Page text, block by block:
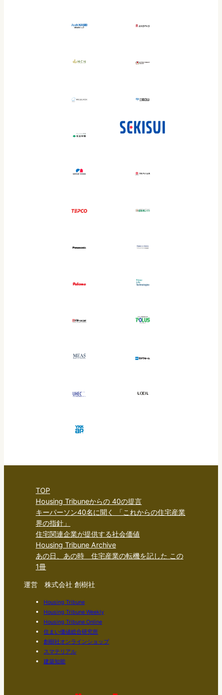
TOP
Housing Tribuneからの 40の提言
キーパーソン40名に聞く 「これからの住宅産業
界の指針」
住宅関連企業が提供する社会価値
Housing Tribune Archive
あの日、あの時 住宅産業の転機を記した この
1冊
運営 株式会社 創樹社
Housing Tribune
Housing Tribune Weekly
Housing Tribune Online
住まい価値総合研究所
創樹社オンラインショップ
スマテリアル
建築知能